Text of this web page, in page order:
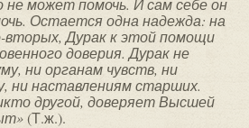
не может помочь. И сам себе он
Остается одна надежда: на
Дурак к этой помощи
доверия. Дурак не
ни органам чувств, ни
ни наставлениям старших.
другой, доверяет Высшей
(Т.ж.).